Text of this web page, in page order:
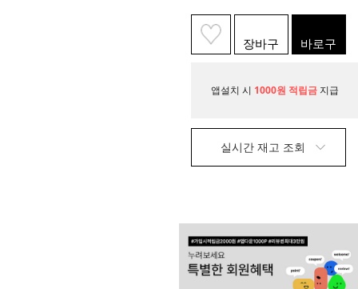
장바구
니
바로구
매
앱설치 시 1000원 적립금 지급
실시간 재고 조회